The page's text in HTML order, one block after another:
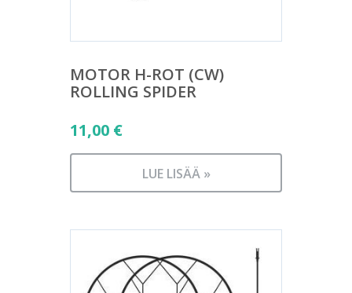
MOTOR H-ROT (CW)
ROLLING SPIDER
11,00 €
LUE LISÄÄ »